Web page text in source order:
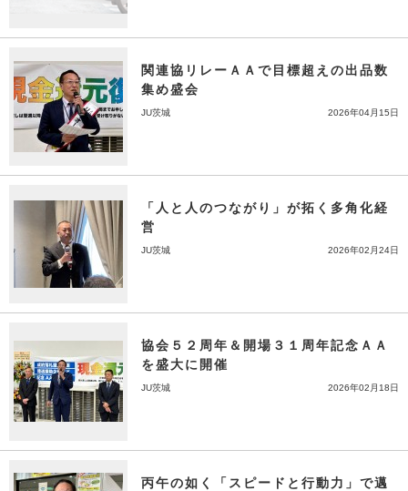
関連協リレーＡＡで目標超えの出品数
集め盛会
JU茨城 2026年04月15日
「人と人のつながり」が拓く多角化経
営
JU茨城 2026年02月24日
協会５２周年＆開場３１周年記念ＡＡ
を盛大に開催
JU茨城 2026年02月18日
丙午の如く「スピードと行動力」で邁